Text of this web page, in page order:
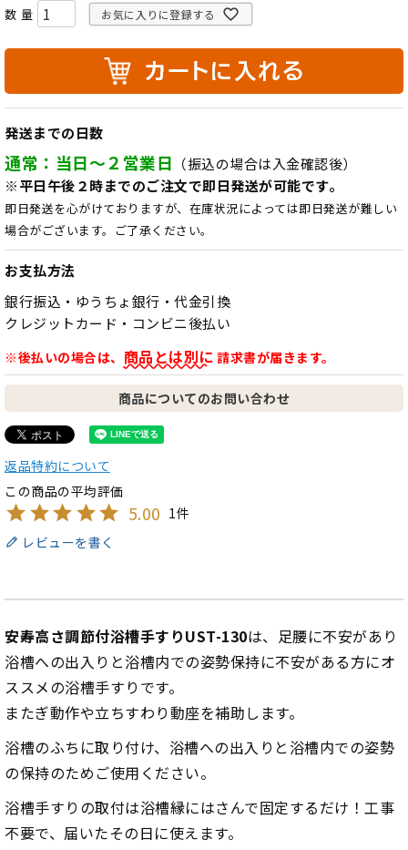
)
お気に入りに登録する
発送までの日数
通常：当日～２営業日 （振込の場合は入金確認後）
※平日午後２時までのご注文で即日発送が可能です。
即日発送を心がけておりますが、在庫状況によっては即日発送が難しい
場合がございます。ご了承ください。
お支払方法
銀行振込・ゆうちょ銀行・代金引換
クレジットカード・コンビニ後払い
※後払いの場合は、 商品とは別に 請求書が届きます。
商品についてのお問い合わせ
返品特約について
5.00 1
レビューを書く
安寿高さ調節付浴槽手すりUST-130は、足腰に不安があり
浴槽への出入りと浴槽内での姿勢保持に不安がある方にオ
ススメの浴槽手すりです。
またぎ動作や立ちすわり動座を補助します。
浴槽のふちに取り付け、浴槽への出入りと浴槽内での姿勢
の保持のためご使用ください。
浴槽手すりの取付は浴槽縁にはさんで固定するだけ！工事
不要で、届いたその日に使えます。